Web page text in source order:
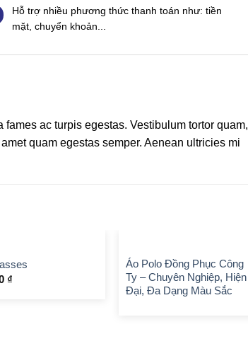
Hỗ trợ nhiều phương thức thanh toán như: tiền
mặt, chuyển khoản...
ac turpis egestas. Vestibulum tortor quam,
quam egestas semper. Aenean ultricies mi
₫
Áo Polo Đồng Phục Công
Ty – Chuyên Nghiệp, Hiện
Đại, Đa Dạng Màu Sắc